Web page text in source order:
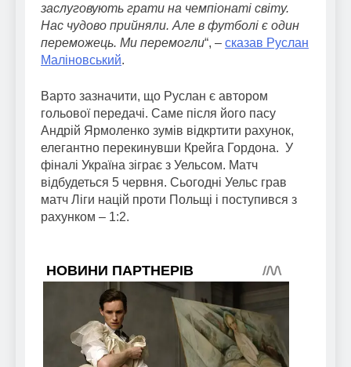
заслуговують грати на чемпіонаті світу.
Нас чудово прийняли. Але в футболі є один
переможець. Ми перемогли“, – сказав Руслан
Маліновський.
Варто зазначити, що Руслан є автором
гольової передачі. Саме після його пасу
Андрій Ярмоленко зумів відкртити рахунок,
елегантно перекинувши Крейга Гордона. У
фіналі Україна зіграє з Уельсом. Матч
відбудеться 5 червня. Сьогодні Уельс грав
матч Ліги націй проти Польщі і поступився з
рахунком – 1:2.